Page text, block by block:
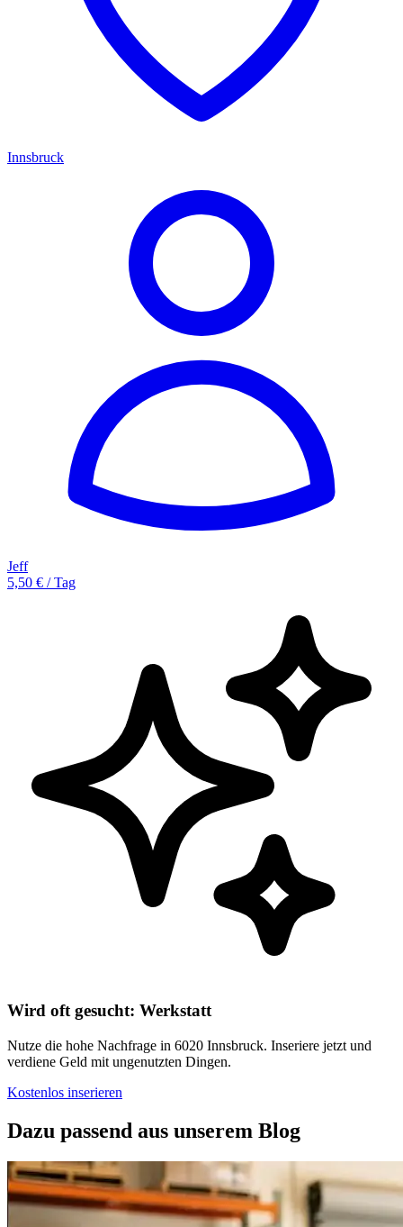
Innsbruck
Jeff
5,50 € / Tag
Wird oft gesucht: Werkstatt
Nutze die hohe Nachfrage in 6020 Innsbruck. Inseriere jetzt und
verdiene Geld mit ungenutzten Dingen.
Kostenlos inserieren
Dazu passend aus unserem Blog